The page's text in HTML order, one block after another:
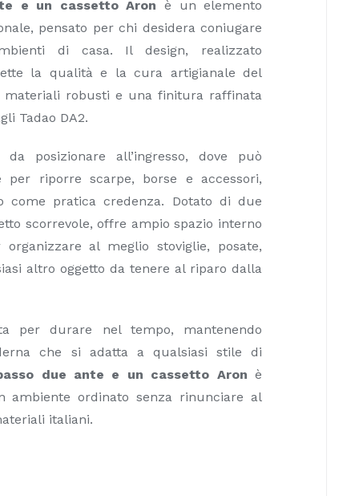
e un cassetto Aron è un elemento
pensato per chi desidera coniugare
di casa. Il design, realizzato
la qualità e la cura artigianale del
materiali robusti e una finitura raffinata
Tadao DA2.
posizionare all’ingresso, dove può
riporre scarpe, borse e accessori,
come pratica credenza. Dotato di due
scorrevole, offre ampio spazio interno
al meglio stoviglie, posate,
altro oggetto da tenere al riparo dalla
per durare nel tempo, mantenendo
che si adatta a qualsiasi stile di
due ante e un cassetto Aron è
ordinato senza rinunciare al
italiani.